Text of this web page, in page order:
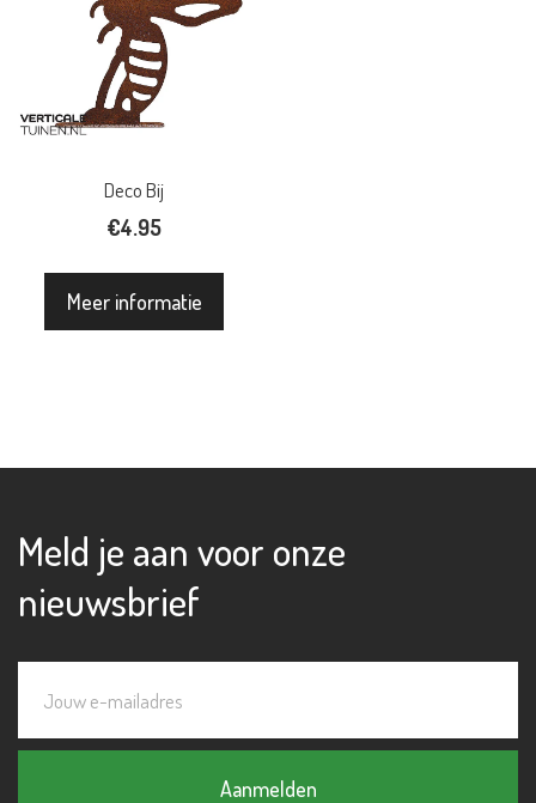
Deco Bij
€4.95
Meer informatie
Meld je aan voor onze
nieuwsbrief
Aanmelden